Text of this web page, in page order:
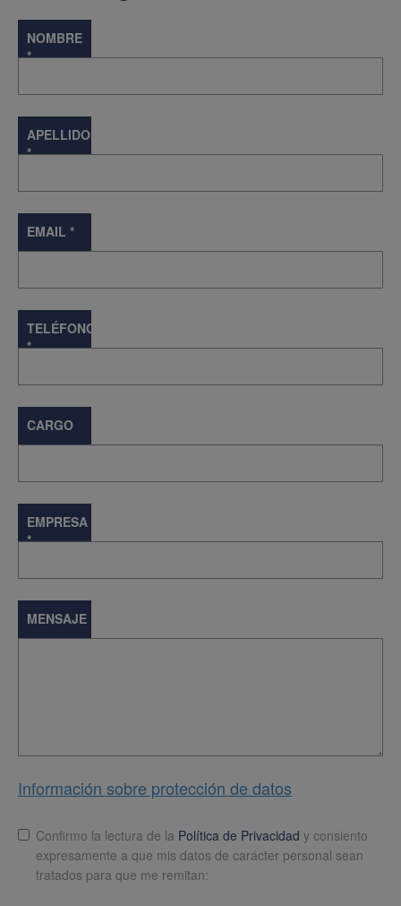
NOMBRE
*
APELLIDOS
*
EMAIL *
TELÉFONO
*
CARGO
EMPRESA
*
MENSAJE
Información sobre protección de datos
LopdConfirmo la lectura de la Política de Privacidad y consiento
expresamente a que mis datos de carácter personal sean
tratados para que me remitan: